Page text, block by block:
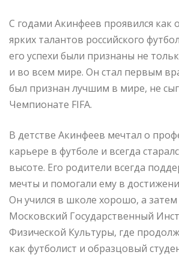
С годами Акинфеев проявился как
ярких талантов российского
его успехи были признаны не
и во всем мире. Он стал первым
был признан лучшим в мире, не
Чемпионате FIFA.
В детстве Акинфеев мечтал о
карьере в футболе и всегда
высоте. Его родители всегда
мечты и помогали ему в
Он учился в школе хорошо, а затем
Московский Государственный
Физической Культуры, где
как футболист и образцовый